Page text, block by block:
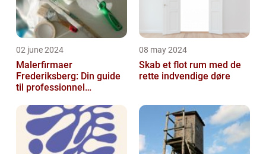
02 june 2024
Malerfirmaer
Frederiksberg: Din guide
til professionnel
08 may 2024
Skab et flot rum med de
rette indvendige døre